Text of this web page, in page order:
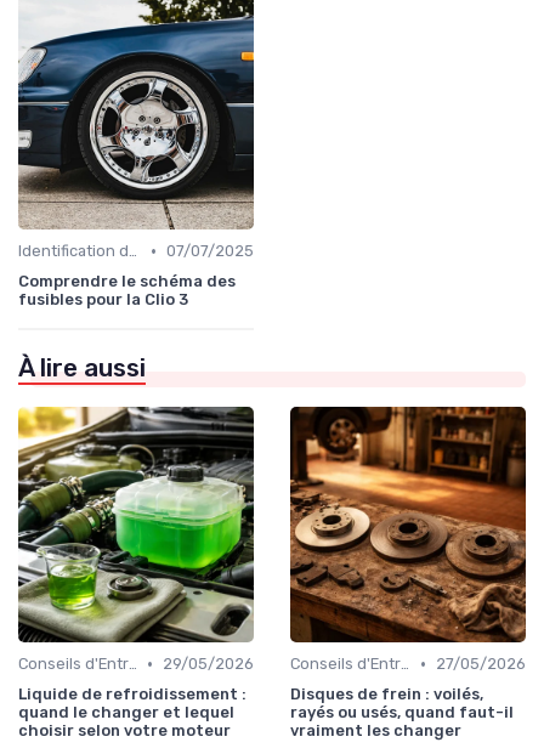
Identification de la Pièce Nécessaire • 07/07/2025
Comprendre le schéma des
fusibles pour la Clio 3
À lire aussi
Conseils d'Entretien Auto •
29/05/2026
Liquide de refroidissement :
quand le changer et lequel
choisir selon votre moteur
Conseils d'Entretien Auto •
27/05/2026
Disques de frein : voilés,
rayés ou usés, quand faut-il
vraiment les changer